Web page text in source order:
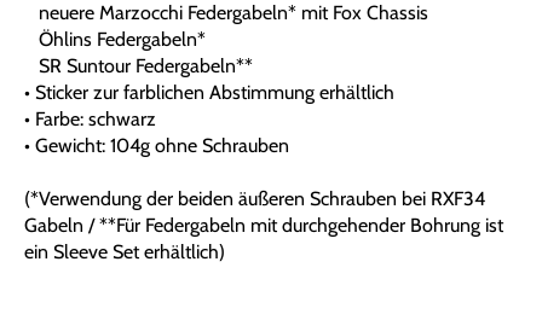
neuere Marzocchi Federgabeln* mit Fox Chassis
Öhlins Federgabeln*
SR Suntour Federgabeln**
• Sticker zur farblichen Abstimmung erhältlich
• Farbe: schwarz
• Gewicht: 104g ohne Schrauben
(*Verwendung der beiden äußeren Schrauben bei RXF34
Gabeln / **Für Federgabeln mit durchgehender Bohrung ist
ein Sleeve Set erhältlich)